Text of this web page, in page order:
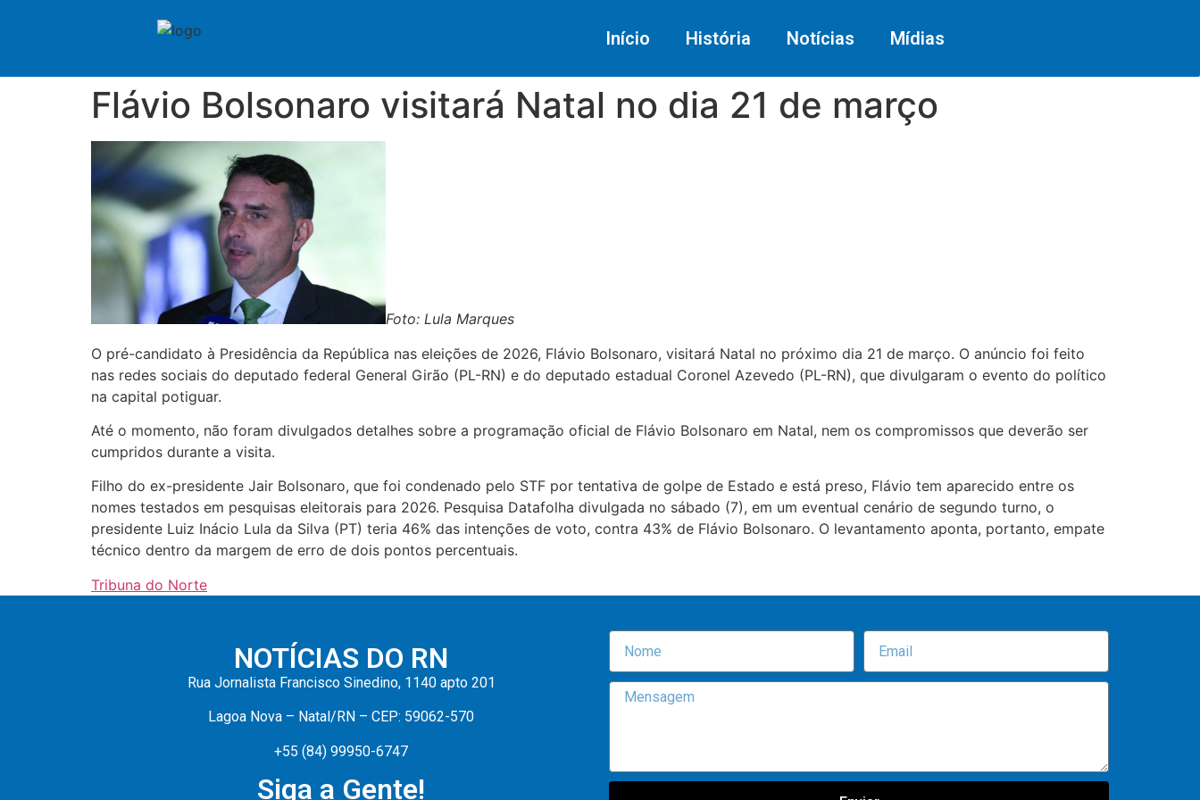
Início História Notícias Mídias
Flávio Bolsonaro visitará Natal no dia 21 de março
Foto: Lula Marques
O pré-candidato à Presidência da República nas eleições de 2026, Flávio Bolsonaro, visitará Natal no próximo dia 21 de março. O anúncio foi feito
nas redes sociais do deputado federal General Girão (PL-RN) e do deputado estadual Coronel Azevedo (PL-RN), que divulgaram o evento do político
na capital potiguar.
Até o momento, não foram divulgados detalhes sobre a programação oficial de Flávio Bolsonaro em Natal, nem os compromissos que deverão ser
cumpridos durante a visita.
Filho do ex-presidente Jair Bolsonaro, que foi condenado pelo STF por tentativa de golpe de Estado e está preso, Flávio tem aparecido entre os
nomes testados em pesquisas eleitorais para 2026. Pesquisa Datafolha divulgada no sábado (7), em um eventual cenário de segundo turno, o
presidente Luiz Inácio Lula da Silva (PT) teria 46% das intenções de voto, contra 43% de Flávio Bolsonaro. O levantamento aponta, portanto, empate
técnico dentro da margem de erro de dois pontos percentuais.
Tribuna do Norte
NOTÍCIAS DO RN
Rua Jornalista Francisco Sinedino, 1140 apto 201
Lagoa Nova – Natal/RN – CEP: 59062-570
+55 (84) 99950-6747
Siga a Gente!